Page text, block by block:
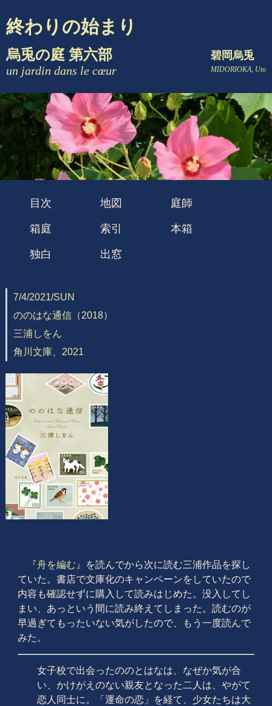
終わりの始まり
烏兎の庭 第六部
un jardin dans le cœur
碧岡烏兎
MIDORIOKA, Uto
目次 地図 庭師
箱庭 索引 本箱
独白 出窓
7/4/2021/SUN
ののはな通信（2018）
三浦しをん
角川文庫、2021
『舟を編む』
を読んでから次に読む三浦作品を探し
ていた。書店で文庫化のキャンペーンをしていたので
内容も確認せずに購入して読みはじめた。没入してし
まい、あっという間に読み終えてしまった。読むのが
早過ぎてもったいない気がしたので、もう一度読んで
みた。
女子校で出会ったののとはなは、なぜか気が合
い、かけがえのない親友となった二人は、やがて
恋人同士に。「運命の恋」を経て、少女たちは大